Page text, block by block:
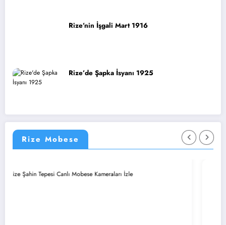
Rize’nin İşgali Mart 1916
Rize’de Şapka İsyanı 1925
Rize Mobese